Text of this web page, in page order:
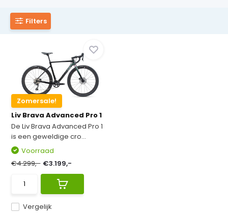
Filters
Zomersale!
Liv Brava Advanced Pro 1
De Liv Brava Advanced Pro 1
is een geweldige cro...
Vergelijk
Voorraad
€4.299,- €3.199,-